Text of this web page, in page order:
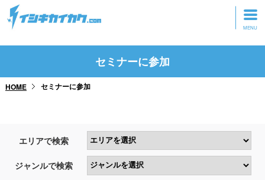
トップページ
研修・ツアーに参加
セミナーに参加
HOME セミナーに参加
エリアで検索
ジャンルで検索